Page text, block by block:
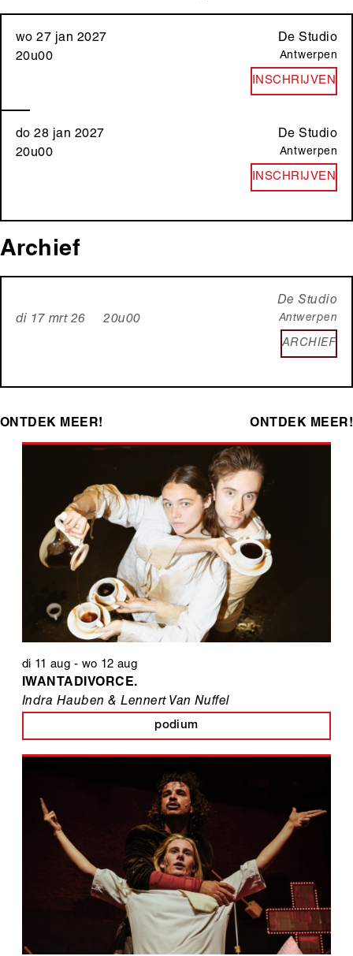
wo 27 jan 2027
20u00
De Studio
Antwerpen
INSCHRIJVEN
do 28 jan 2027
20u00
De Studio
Antwerpen
INSCHRIJVEN
Archief
di 17 mrt 26 20u00
De Studio
Antwerpen
ARCHIEF
ONTDEK MEER! ONTDEK MEER!
di 11 aug - wo 12 aug
IWANTADIVORCE.
Indra Hauben & Lennert Van Nuffel
podium